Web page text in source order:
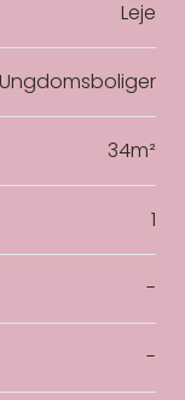
Leje
Ungdomsboliger
34m²
1
-
-